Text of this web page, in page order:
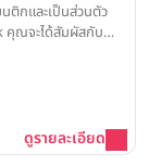
ติกและเป็นส่วนตัว
คุณจะได้สัมผัสกับ
ม่ว่าจะเป็นพิธีอบอุ่น
งจำอันล้ำค่าที่จะคง
ดูรายละเอียด